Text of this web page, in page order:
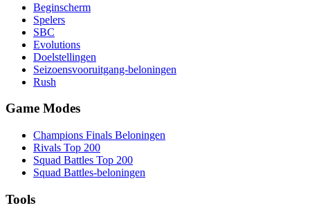
Beginscherm
Spelers
SBC
Evolutions
Doelstellingen
Seizoensvooruitgang-beloningen
Rush
Game Modes
Champions Finals Beloningen
Rivals Top 200
Squad Battles Top 200
Squad Battles-beloningen
Tools